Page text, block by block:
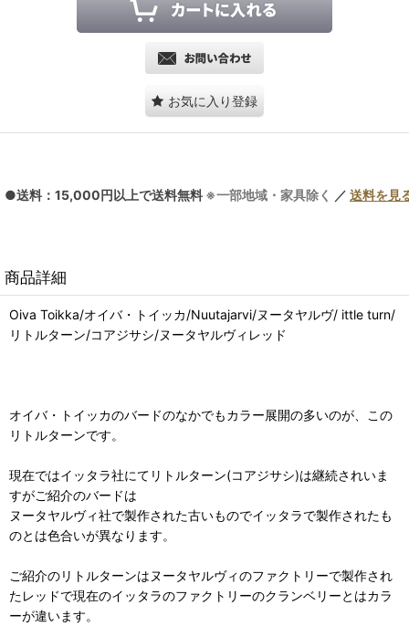
お気に入り登録
●送料：15,000円以上で送料無料 ※一部地域・家具除く ／ 送料を見
商品詳細
Oiva Toikka/オイバ・トイッカ/Nuutajarvi/ヌータヤルヴ/ ittle turn/
リトルターン/コアジサシ/ヌータヤルヴィレッド
オイバ・トイッカのバードのなかでもカラー展開の多いのが、この
リトルターンです。
現在ではイッタラ社にてリトルターン(コアジサシ)は継続されいま
すがご紹介のバードは
ヌータヤルヴィ社で製作された古いものでイッタラで製作されたも
のとは色合いが異なります。
ご紹介のリトルターンはヌータヤルヴィのファクトリーで製作され
たレッドで現在のイッタラのファクトリーのクランベリーとはカラ
ーが違います。